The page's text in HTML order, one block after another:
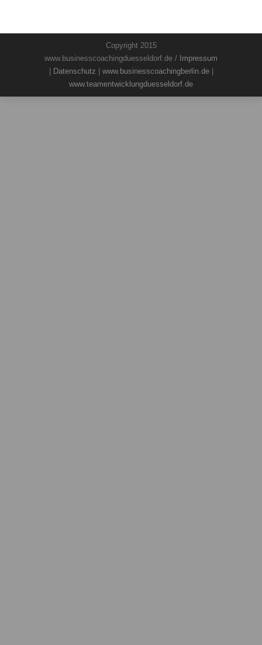
Copyright 2015
www.businesscoachingduesseldorf.de / Impressum
Datenschutz www.businesscoachingberlin.de|
www.teamentwicklungduesseldorf.de